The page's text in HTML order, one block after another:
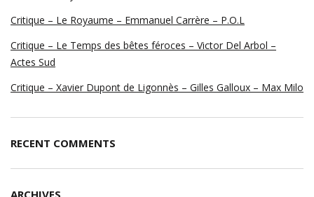
Critique – Le Royaume – Emmanuel Carrère – P.O.L
Critique – Le Temps des bêtes féroces – Victor Del Arbol –
Actes Sud
Critique – Xavier Dupont de Ligonnès – Gilles Galloux – Max Milo
RECENT COMMENTS
ARCHIVES